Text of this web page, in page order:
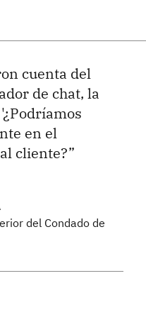
cuenta del
de chat, la
en el
cliente?
del Condado de